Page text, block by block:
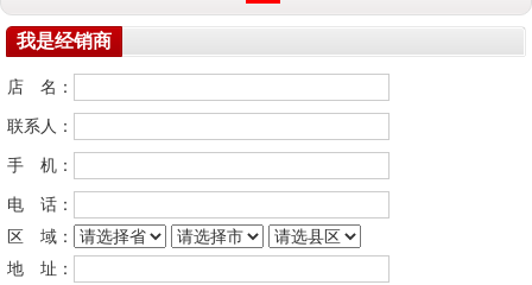
我是经销商
店 名：
联系人：
手 机：
电 话：
区 域：
地 址：